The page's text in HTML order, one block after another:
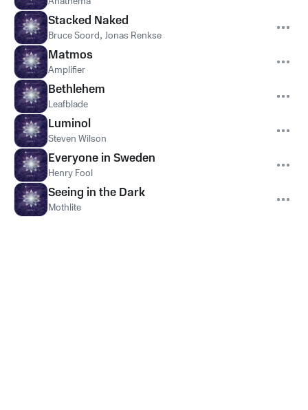
Stacked Naked
Bruce Soord, Jonas Renkse
Matmos
Amplifier
Bethlehem
Leafblade
Luminol
Steven Wilson
Everyone in Sweden
Henry Fool
Seeing in the Dark
Mothlite